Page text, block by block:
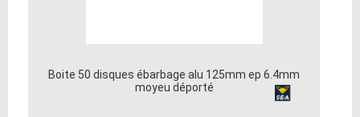
Boite 50 disques ébarbage alu 125mm ep 6.4mm
moyeu déporté